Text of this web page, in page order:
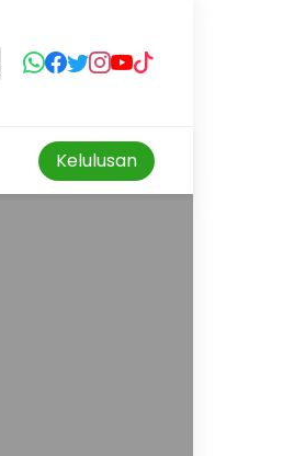
Kelulusan